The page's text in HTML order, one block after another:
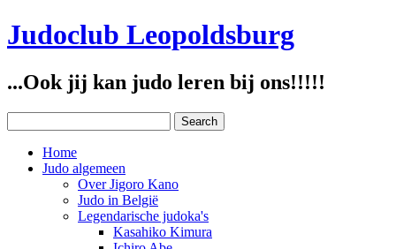
Judoclub Leopoldsburg
...Ook jij kan judo leren bij ons!!!!!
Home
Judo algemeen
Over Jigoro Kano
Judo in België
Legendarische judoka's
Kasahiko Kimura